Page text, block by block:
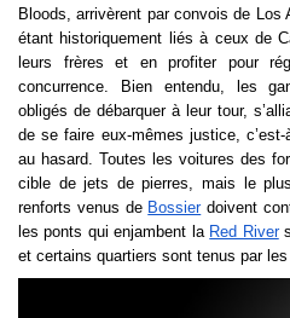
Bloods, arrivèrent par convois de Los
étant historiquement liés à ceux de
leurs frères et en profiter pour
concurrence. Bien entendu, les
obligés de débarquer à leur tour,
de se faire eux-mêmes justice,
au hasard. Toutes les voitures des
cible de jets de pierres, mais le
renforts venus de Bossier doivent
les ponts qui enjambent la Red River
et certains quartiers sont tenus par les